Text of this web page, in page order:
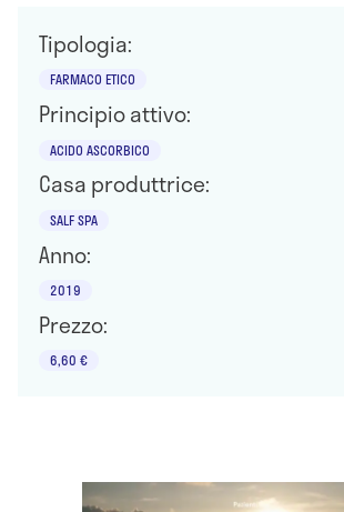
Tipologia:
FARMACO ETICO
Principio attivo:
ACIDO ASCORBICO
Casa produttrice:
SALF SPA
Anno:
2019
Prezzo:
6,60 €